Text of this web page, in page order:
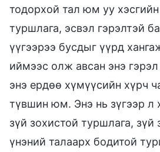
тодорхой тал юм уу
туршлага, эсвэл гэрэлтэй
үүгээрээ бусдыг үүрд
иймээс олж авсан энэ
энэ ердөө хүмүүсийн хүрч
түвшин юм. Энэ нь зүгээр л
зүй зохистой туршлага, зүй
үнэний талаарх бодитой